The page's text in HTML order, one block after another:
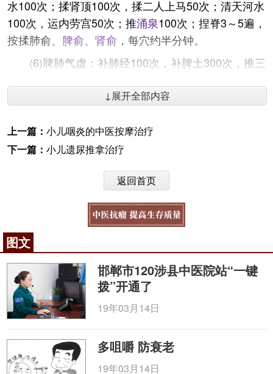
水100次；揉肾顶100次，揉二人上马50次；清天河水
100次，运内劳宫50次；推涌泉100次；捏脊3～5遍，
按揉肺俞、 脾俞、 肾俞 ，每穴约半分钟。
(6)脾肺气虚：补肺经100次，补脾土300次，推三
5遍，按揉肺俞、脾俞、足三里，每穴约半分钟。
(1)中药：风寒咳嗽用杏苏散加减；风热咳嗽用桑
菊饮加减；痰热者用清金化痰汤加减；偏痰湿者用二
陈汤加减；偏气虚者用补中益气汤
(2)针刺：采用浅刺疾出不留针，捻转而不提插的
方法进行治疗。主穴包括
嗽者加风池、尺泽、风门、大杼；风热咳嗽者加曲
池、外关；痰浊内生者加足三里、丰隆、阴陵泉；气
虚者加
气海、太渊 、太白、足三里、肺俞；阴虚者补
复溜、太渊，泻尺泽、内庭 。
(3)耳针：术者用耳针浅刺
尖、气管穴，每次选3～4穴，左右交替。
注意事项
↓展开全部内容
上一篇： 小儿咽炎的中医按摩治疗
下一篇： 小儿遗尿推拿治疗
返回首页
图文
邯郸市120涉县中医院站“一键
拨”开通了
19年03月14日
多咀嚼 防衰老
19年03月14日